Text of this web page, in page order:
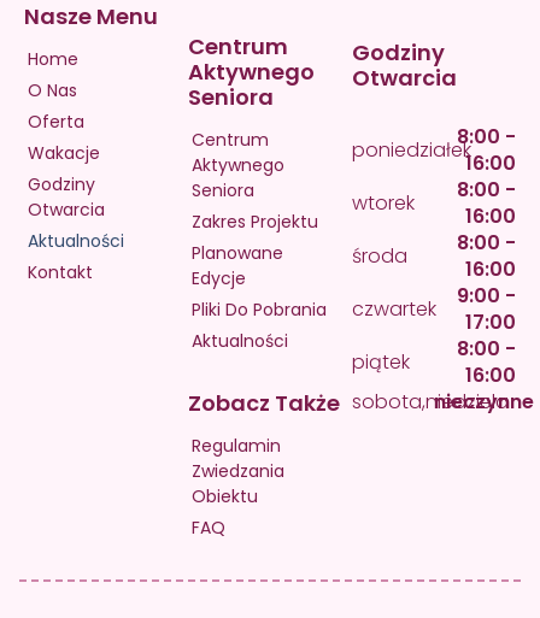
Nasze Menu
Home
O Nas
Oferta
Wakacje
Godziny
Otwarcia
Aktualności
Kontakt
Centrum
Aktywnego
Seniora
Centrum
Aktywnego
Seniora
Zakres Projektu
Planowane
Edycje
Pliki Do Pobrania
Aktualności
Zobacz Także
Regulamin
Zwiedzania
Obiektu
FAQ
Godziny
Otwarcia
poniedziałek8:00 -
16:00
wtorek
8:00 -
16:00
środa
8:00 -
16:00
czwartek
9:00 -
17:00
piątek
8:00 -
16:00
sobota,niedziela
nieczynne